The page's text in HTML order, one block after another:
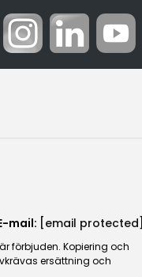
mail: [email protected]
förbjuden. Kopiering och
ersättning och